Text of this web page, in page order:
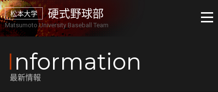
松本大学 硬式野球部
Matsumoto University Baseball Team
Information
最新情報